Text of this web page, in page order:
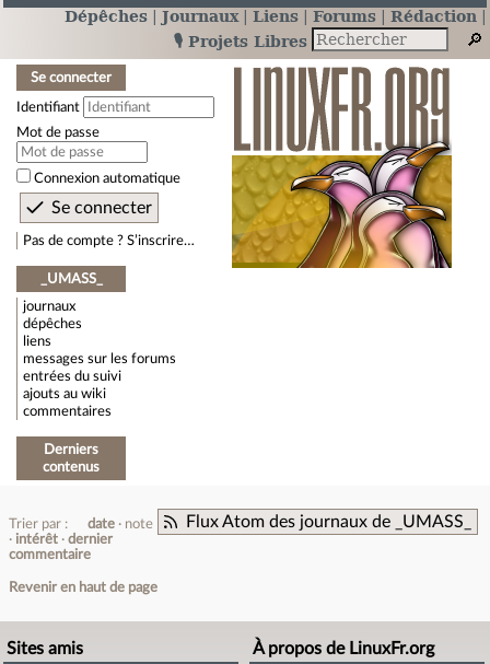
Dépêches Journaux Liens Forums
Rédaction
🎙️ Projets Libres
Se connecter
Identifiant
Mot de passe
Connexion automatique
Pas de compte ? S’inscrire…
_UMASS_
journaux
dépêches
liens
messages sur les forums
entrées du suivi
ajouts au wiki
commentaires
Derniers
contenus
Flux Atom des journaux de _UMASS_
Trier par : date
note
intérêt
dernier
commentaire
Revenir en haut de page
Sites amis À propos de LinuxFr.org